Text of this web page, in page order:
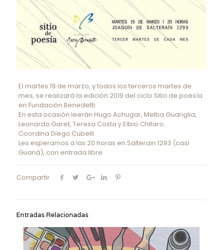
El martes 19 de marzo, y todos los terceros martes de
mes, se realizará la edición 2019 del ciclo Sitio de poesía
en Fundación Benedetti.
En esta ocasión leerán Hugo Achugar, Melba Guariglia,
Leonardo Garet, Teresa Costa y Elbio Chitaro.
Coordina Diego Cubelli.
Les esperamos a las 20 horas en Salterain 1293 (casi
Guaná), con entrada libre
Compartir
Entradas Relacionadas